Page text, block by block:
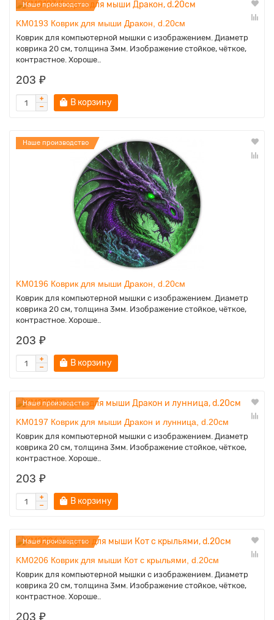
Наше производство
KM0193 Коврик для мыши Дракон, d.20см
Коврик для компьютерной мышки с изображением. Диаметр
коврика 20 см, толщина 3мм. Изображение стойкое, чёткое,
контрастное. Хороше..
203 ₽
В корзину
Наше производство
KM0196 Коврик для мыши Дракон, d.20см
Коврик для компьютерной мышки с изображением. Диаметр
коврика 20 см, толщина 3мм. Изображение стойкое, чёткое,
контрастное. Хороше..
203 ₽
В корзину
Наше производство
KM0197 Коврик для мыши Дракон и лунница, d.20см
Коврик для компьютерной мышки с изображением. Диаметр
коврика 20 см, толщина 3мм. Изображение стойкое, чёткое,
контрастное. Хороше..
203 ₽
В корзину
Наше производство
KM0206 Коврик для мыши Кот с крыльями, d.20см
Коврик для компьютерной мышки с изображением. Диаметр
коврика 20 см, толщина 3мм. Изображение стойкое, чёткое,
контрастное. Хороше..
203 ₽